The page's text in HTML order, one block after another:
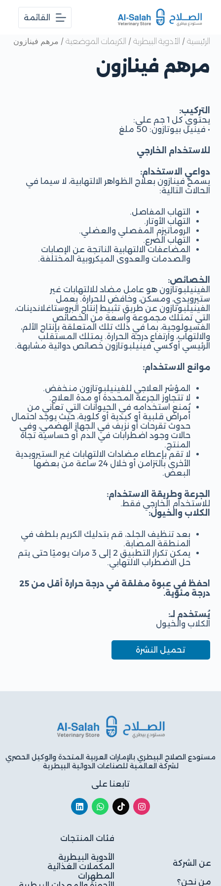
القائمة
الرئيسية / الأدوية البيطرية / الكريمات الموضعية / مرهم فينازون
مرهم فينازون
التركيب:
يحتوي كل 1 جم على:
• فينيل بيوتازون: 50 ملغ
للاستخدام الخارجي
دواعي الاستخدام:
يسمح فينازون بعلاج الظواهر الالتهابية، لا سيما في
الحالات التالية:
التهاب المفاصل.
التهاب الأوتار.
الروماتيزم المفصلي والعضلي.
التهاب الضرع.
المضاعفات الالتهابية الناتجة عن الإصابات
والصدمات والعدوى الميكروبية المختلفة.
الخصائص:
الفينيلبوتازون هو عامل مضاد للالتهابات غير
ستيرويدي، ومسكن، وخافض للحرارة. يعمل
الفينيلبوتازون عن طريق تثبيط إنتاج البروستاغلاندينات،
التي تمتلك مجموعة واسعة من الخصائص
الفسيولوجية، بما في ذلك تلك المتعلقة بإنتاج الألم،
والالتهاب، وارتفاع درجة الحرارة. يمتلك المستقلب
الرئيسي أوكسي فينيلبوتازون خصائص دوائية مشابهة.
موانع الاستخدام:
المؤشر العلاجي للفينيلبوتازون منخفض.
لا تتجاوز الجرعة المحددة أو مدة العلاج.
يُمنع استخدامه في الحيوانات التي تعاني من
أمراض قلبية أو كبدية أو كلوية، حيث يوجد احتمال
حدوث تقرحات أو نزيف في الجهاز الهضمي، وفي
حالات وجود اضطرابات في الدم أو حساسية تجاه
المنتج.
لا تقم بإعطاء مضادات الالتهابات غير الستيرويدية
الأخرى بالتزامن أو خلال 24 ساعة من بعضها
البعض.
الجرعة وطريقة الاستخدام:
للاستخدام الخارجي فقط.
الكلاب والخيول:
بعد تنظيف الجلد، قم بتدليك الكريم بلطف في
المنطقة المصابة.
يمكن تكرار التطبيق 2 إلى 3 مرات يوميًا حتى يتم
حل الاضطراب الالتهابي.
احفظ في عبوة مغلقة في درجة حرارة أقل من 25
درجة مئوية.
يُستخدم لـ:
الكلاب والخيول
تحميل النشرة
مستودع الصلاح البيطري بالإمارات العربية المتحدة والوكيل الحصري
لشركة العالمية للصناعات الدوائية البيطرية
تابعنا على
عن الشركة
من نحن؟
فئات المنتجات
الأدوية البيطرية
المكملات الغذائية
المطهرات